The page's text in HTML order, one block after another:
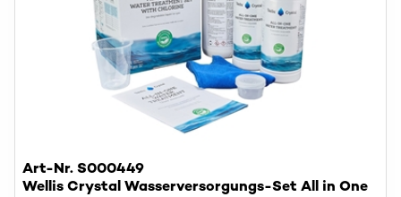
Art-Nr. S000449
Wellis Crystal Wasserversorgungs-Set All in One